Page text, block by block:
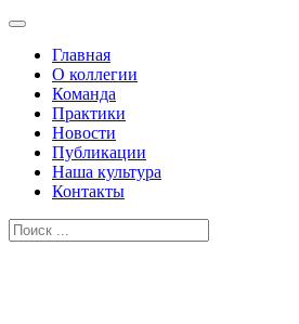
Главная
О коллегии
Команда
Практики
Новости
Публикации
Наша культура
Контакты